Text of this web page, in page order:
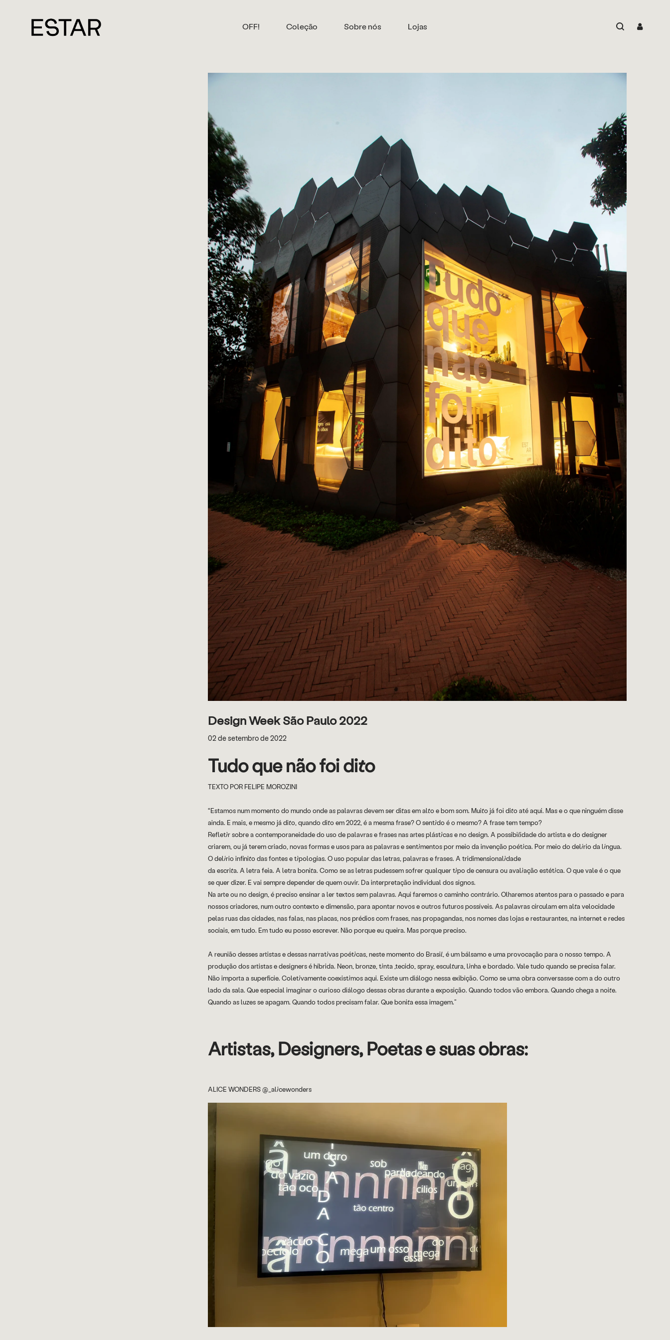
OFF! Coleção Sobre nós Lojas
Design Week São Paulo 2022
02 de setembro de 2022
Tudo que não foi dito
TEXTO POR FELIPE MOROZINI
“Estamos num momento do mundo onde as palavras devem ser ditas em alto e bom som. Muito já foi dito até aqui. Mas e o que ninguém disse
ainda. E mais, e mesmo já dito, quando dito em 2022, é a mesma frase? O sentido é o mesmo? A frase tem tempo?
Refletir sobre a contemporaneidade do uso de palavras e frases nas artes plásticas e no design. A possibilidade do artista e do designer
criarem, ou já terem criado, novas formas e usos para as palavras e sentimentos por meio da invenção poética. Por meio do delírio da língua.
O delírio infinito das fontes e tipologias. O uso popular das letras, palavras e frases. A tridimensionalidade
da escrita. A letra feia. A letra bonita. Como se as letras pudessem sofrer qualquer tipo de censura ou avaliação estética. O que vale é o que
se quer dizer. E vai sempre depender de quem ouvir. Da interpretação individual dos signos.
Na arte ou no design, é preciso ensinar a ler textos sem palavras. Aqui faremos o caminho contrário. Olharemos atentos para o passado e para
nossos criadores, num outro contexto e dimensão, para apontar novos e outros futuros possíveis. As palavras circulam em alta velocidade
pelas ruas das cidades, nas falas, nas placas, nos prédios com frases, nas propagandas, nos nomes das lojas e restaurantes, na internet e redes
sociais, em tudo. Em tudo eu posso escrever. Não porque eu queira. Mas porque preciso.
A reunião desses artistas e dessas narrativas poéticas, neste momento do Brasil, é um bálsamo e uma provocação para o nosso tempo. A
produção dos artistas e designers é híbrida. Neon, bronze, tinta ,tecido, spray, escultura, linha e bordado. Vale tudo quando se precisa falar.
Não importa a superfície. Coletivamente coexistimos aqui. Existe um diálogo nessa exibição. Como se uma obra conversasse com a do outro
lado da sala. Que especial imaginar o curioso diálogo dessas obras durante a exposição. Quando todos vão embora. Quando chega a noite.
Quando as luzes se apagam. Quando todos precisam falar. Que bonita essa imagem.”
Artistas, Designers, Poetas e suas obras:
ALICE WONDERS @_alicewonders